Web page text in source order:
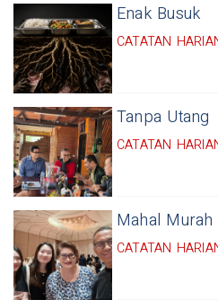
Enak Busuk
CATATAN
Tanpa Utang
CATATAN
Mahal Murah
CATATAN